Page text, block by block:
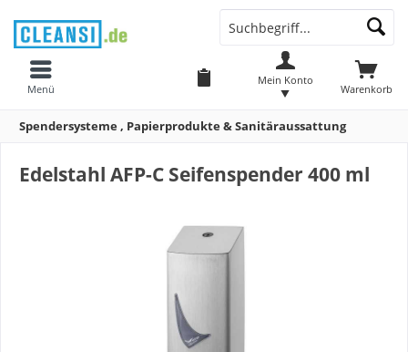
Warenkorb
Mein Konto
Menü
Spendersysteme , Papierprodukte & Sanitäraussattung
Edelstahl AFP-C Seifenspender 400 ml